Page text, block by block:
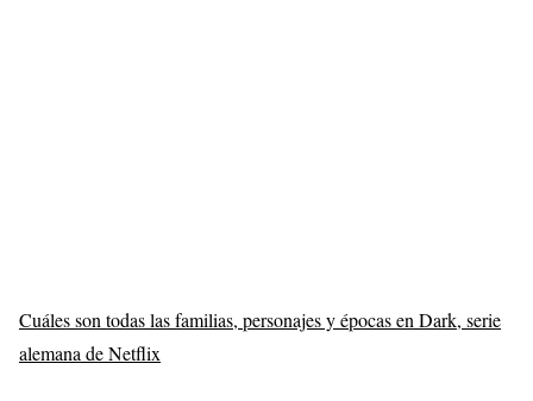
Cuáles son todas las familias, personajes y épocas en Dark, serie
alemana de Netflix